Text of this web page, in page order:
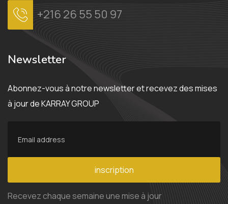
+216 26 55 50 97
Newsletter
Abonnez-vous à notre newsletter et recevez des mises
à jour de KARRAY GROUP
inscription
Recevez chaque semaine une mise à jour